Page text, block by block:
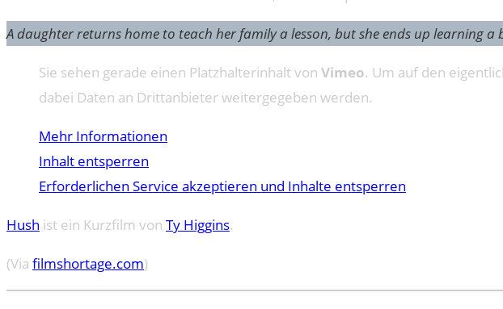
A daughter returns home to teach her family a lesson, but she ends up learning a
Sie sehen gerade einen Platzhalterinhalt von Vimeo. Um auf den
dabei Daten an Drittanbieter weitergegeben werden.
Mehr Informationen
Inhalt entsperren
Erforderlichen Service akzeptieren und Inhalte entsperren
Hush ist ein Kurzfilm von Ty Higgins.
(Via filmshortage.com)